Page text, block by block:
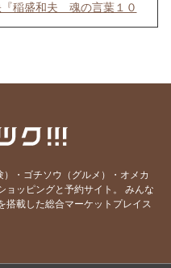
稲盛和夫 魂の言葉１０
校】賢者は愚者からも学
校】感謝の心なくして健
・ゴチソウ（グルメ）・オメカ
ッピングと予約サイト。
みんな
搭載した総合マーケットプレイス